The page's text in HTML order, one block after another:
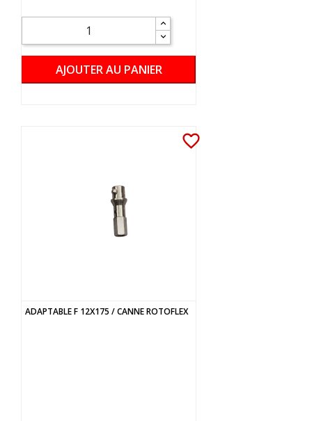
AJOUTER AU PANIER
favorite_border
ADAPTABLE F 12X175 / CANNE ROTOFLEX